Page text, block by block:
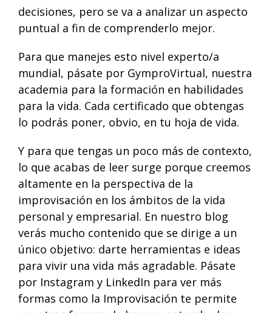
decisiones, pero se va a analizar un aspecto
puntual a fin de comprenderlo mejor.
Para que manejes esto nivel experto/a
mundial, pásate por GymproVirtual, nuestra
academia para la formación en habilidades
para la vida. Cada certificado que obtengas
lo podrás poner, obvio, en tu hoja de vida.
Y para que tengas un poco más de contexto,
lo que acabas de leer surge porque creemos
altamente en la perspectiva de la
improvisación en los ámbitos de la vida
personal y empresarial. En nuestro blog
verás mucho contenido que se dirige a un
único objetivo: darte herramientas e ideas
para vivir una vida más agradable. Pásate
por Instagram y LinkedIn para ver más
formas como la Improvisación te permite